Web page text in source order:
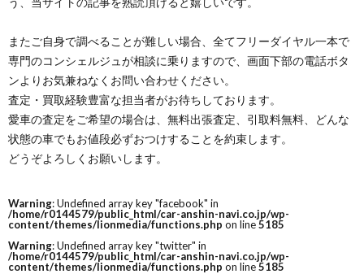
またご自身で調べることが難しい場合、全てフリーダイヤル一本で
専門のコンシェルジュが相談に乗りますので、画面下部の電話ボタ
ンよりお気兼ねなくお問い合わせください。
査定・買取経験豊富な担当者がお待ちしております。
愛車の査定をご希望の場合は、無料出張査定、引取料無料、どんな
状態の車でもお値段必ずおつけすることを約束します。
どうぞよろしくお願いします。
Warning: Undefined array key "facebook" in
/home/r0144579/public_html/car-anshin-navi.co.jp/wp-
content/themes/lionmedia/functions.php on line5185
Warning: Undefined array key "twitter" in
/home/r0144579/public_html/car-anshin-navi.co.jp/wp-
content/themes/lionmedia/functions.php on line5185